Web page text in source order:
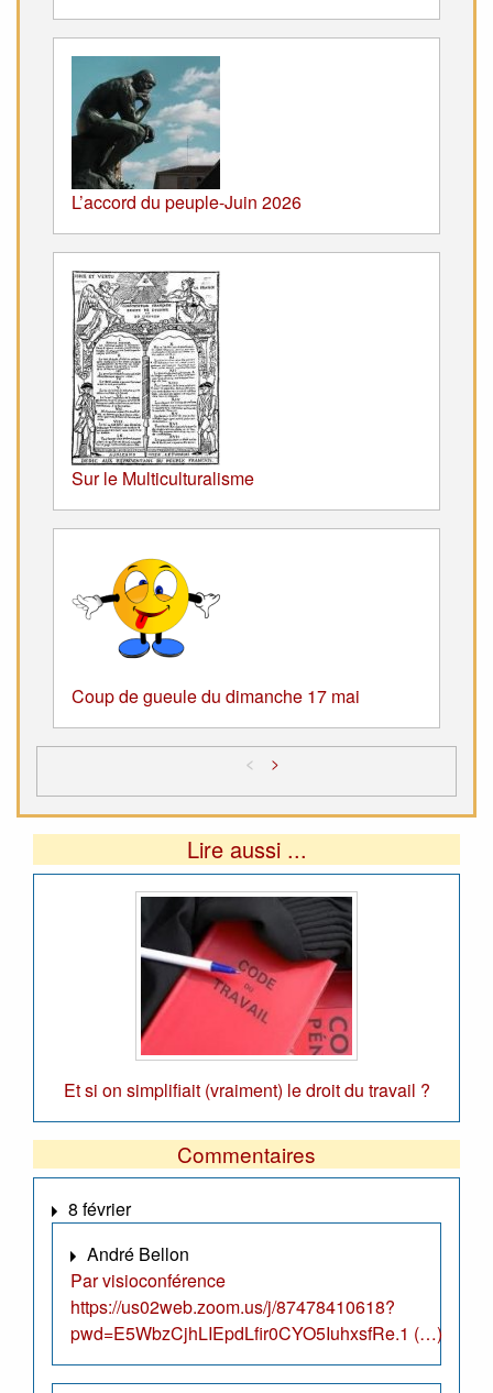
L’accord du peuple-Juin 2026
Sur le Multiculturalisme
Coup de gueule du dimanche 17 mai
< >
Lire aussi ...
Et si on simplifiait (vraiment) le droit du travail ?
Commentaires
8 février
André Bellon
Par visioconférence
https://us02web.zoom.us/j/87478410618?
pwd=E5WbzCjhLIEpdLfir0CYO5IuhxsfRe.1 (…)